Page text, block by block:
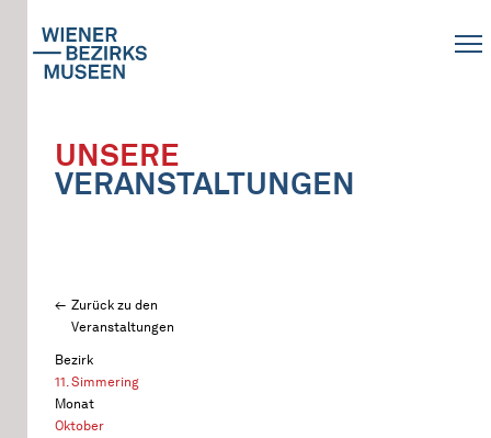
UNSERE
VERANSTALTUNGEN
Zurück zu den
Veranstaltungen
Bezirk
11. Simmering
Monat
Oktober